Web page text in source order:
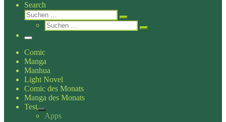
Search
Suche
Suchen …
Suche
Suchen …
Menü
Comic
Manga
Manhua
Light Novel
Comic des Monats
Manga des Monats
Test
Apps